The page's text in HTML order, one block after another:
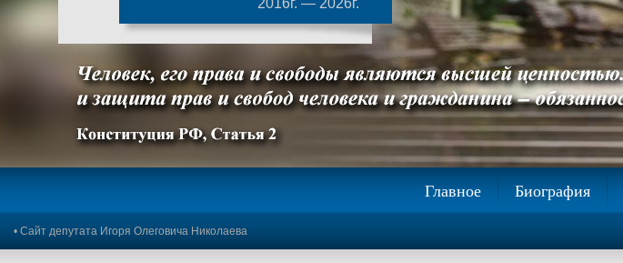
2016г. — 2026г.
Главное Биография
• Сайт депутата Игоря Олеговича Николаева